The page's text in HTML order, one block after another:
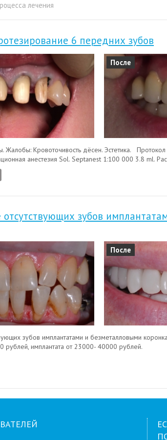
лечения
6 передних зубов
После
Жалобы: Кровоточивость дёсен. Эстетика.
анестезия Sol. Septanest 1:100 000 3.8 ml.
отсутствующих зубов
После
зубов имплантатами и безметалловыми
рублей, имплантата от 23000- 40000 рублей.